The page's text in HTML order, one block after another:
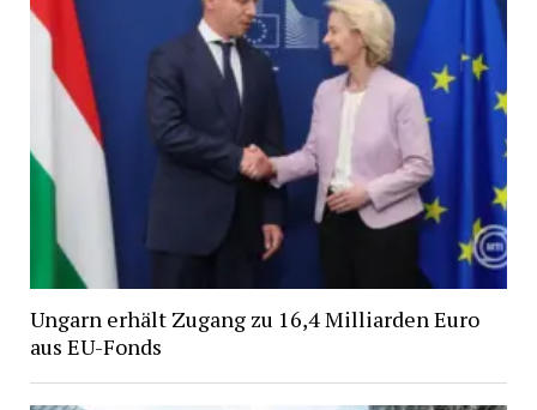
Ungarn erhält Zugang zu 16,4 Milliarden Euro
aus EU-Fonds